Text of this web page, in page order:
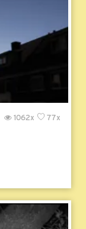
77x
1062x